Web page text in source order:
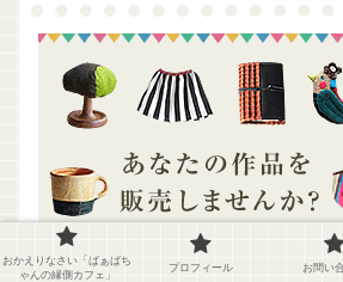
おかえりなさい「ばぁばち
ゃんの縁側カフェ」
プロフィール お問い